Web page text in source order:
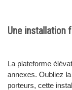
Une installation
La plateforme
annexes. Oubliez
porteurs, cette